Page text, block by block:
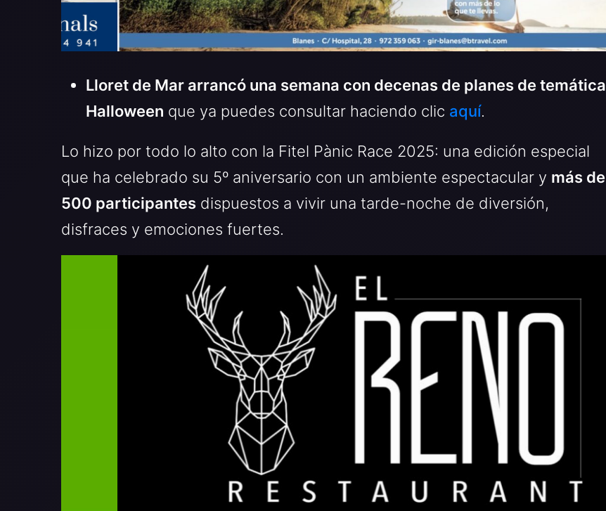
Lloret de Mar arrancó una semana con decenas de planes de temática
Halloween que ya puedes consultar haciendo clic aquí.
Lo hizo por todo lo alto con la Fitel Pànic Race 2025: una edición especial
que ha celebrado su 5º aniversario con un ambiente espectacular y más de
500 participantes dispuestos a vivir una tarde-noche de diversión,
disfraces y emociones fuertes.